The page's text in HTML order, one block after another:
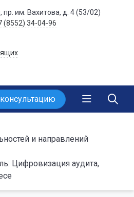
им. Вахитова, д. 4 (53/02)
(8552) 34-04-96
и направлений
Цифровизация аудита,